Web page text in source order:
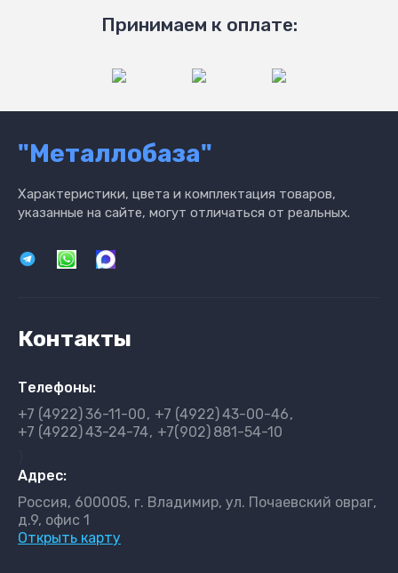
Принимаем к оплате:
"Металлобаза"
Характеристики, цвета и комплектация товаров,
указанные на сайте, могут отличаться от реальных.
Контакты
Телефоны:
+7 (4922)36-11-00 +7 (4922)43-00-46
+7 (4922)43-24-74 +7(902) 881-54-10
Адрес:
Россия, 600005, г. Владимир, ул. Почаевский овраг,
д.9, офис 1
Открыть карту